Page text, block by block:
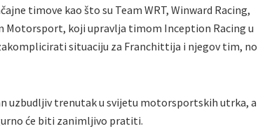
timove kao što su Team WRT, Winward Racing,
Motorsport, koji upravlja timom Inception Racing u
situaciju za Franchittija i njegov tim, no
uzbudljiv trenutak u svijetu motorsportskih utrka, a
će biti zanimljivo pratiti.